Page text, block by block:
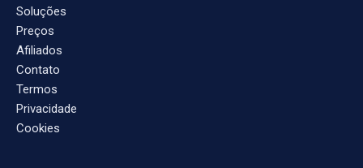
Soluções
Preços
Afiliados
Contato
Termos
Privacidade
Cookies